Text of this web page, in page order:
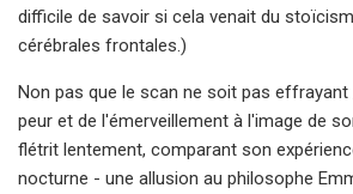
difficile de savoir si cela venait du
cérébrales frontales.)
Non pas que le scan ne soit pas
peur et de l'émerveillement à l'image de
flétrit lentement, comparant son
nocturne - une allusion au philosophe